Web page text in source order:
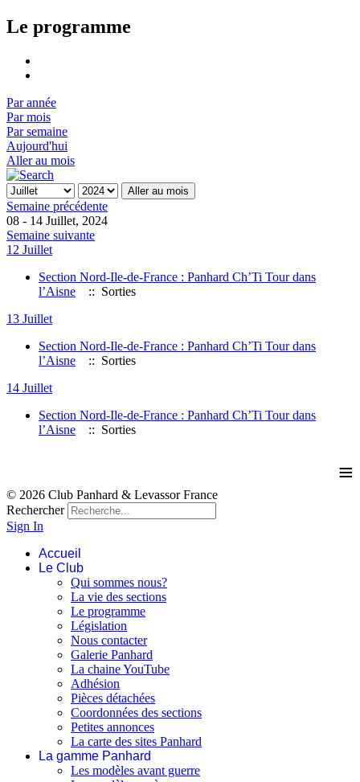
Le programme
Par année
Par mois
Par semaine
Aujourd'hui
Aller au mois
Aller au mois
Semaine précédente
08 - 14 Juillet, 2024
Semaine suivante
12 Juillet
Section Nord-Ile-de-France : Panhard Ch’Ti Tour dans
l’Aisne
:: Sorties
13 Juillet
Section Nord-Ile-de-France : Panhard Ch’Ti Tour dans
l’Aisne
:: Sorties
14 Juillet
Section Nord-Ile-de-France : Panhard Ch’Ti Tour dans
l’Aisne
:: Sorties
≡
© 2026 Club Panhard & Levassor France
Rechercher
Sign In
Accueil
Le Club
Qui sommes nous?
La vie des sections
Le programme
Législation
Nous contacter
Galerie Panhard
La chaine YouTube
Adhésion
Pièces détachées
Coordonnées des sections
Petites annonces
La carte des sites Panhard
La gamme Panhard
Les modèles avant guerre